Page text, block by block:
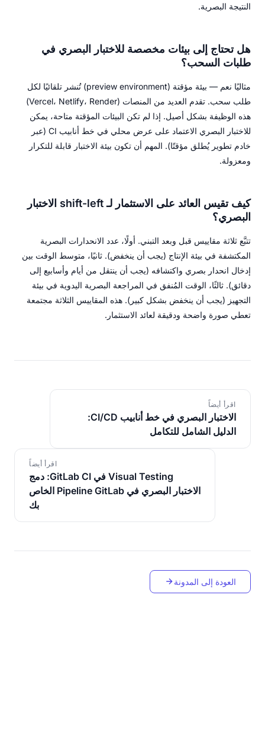
النتيجة البصرية.
هل تحتاج إلى بيئات مخصصة للاختبار البصري في
طلبات السحب؟
مثاليًا نعم — بيئة مؤقتة (preview environment) تُنشر تلقائيًا لكل
طلب سحب. تقدم العديد من المنصات (Vercel، Netlify، Render)
هذه الوظيفة بشكل أصيل. إذا لم تكن البيئات المؤقتة متاحة، يمكن
للاختبار البصري الاعتماد على عرض محلي في خط أنابيب CI (عبر
خادم تطوير يُطلق مؤقتًا). المهم أن تكون بيئة الاختبار قابلة للتكرار
ومعزولة.
كيف تقيس العائد على الاستثمار لـ shift-left الاختبار
البصري؟
تتبَّع ثلاثة مقاييس قبل وبعد التبني. أولًا، عدد الانحدارات البصرية
المكتشفة في بيئة الإنتاج (يجب أن ينخفض). ثانيًا، متوسط الوقت بين
إدخال انحدار بصري واكتشافه (يجب أن ينتقل من أيام وأسابيع إلى
دقائق). ثالثًا، الوقت المُنفق في المراجعة البصرية اليدوية في بيئة
التجهيز (يجب أن ينخفض بشكل كبير). هذه المقاييس الثلاثة مجتمعة
تعطي صورة واضحة ودقيقة لعائد الاستثمار.
اقرأ أيضاً
الاختبار البصري في خط أنابيب CI/CD:
الدليل الشامل للتكامل
اقرأ أيضاً
Visual Testing في GitLab CI: دمج
الاختبار البصري في Pipeline GitLab الخاص
بك
العودة إلى المدونة